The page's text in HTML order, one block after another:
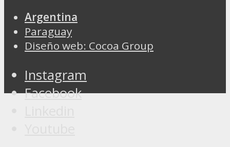
Argentina
Paraguay
Diseño web: Cocoa Group
Instagram
Facebook